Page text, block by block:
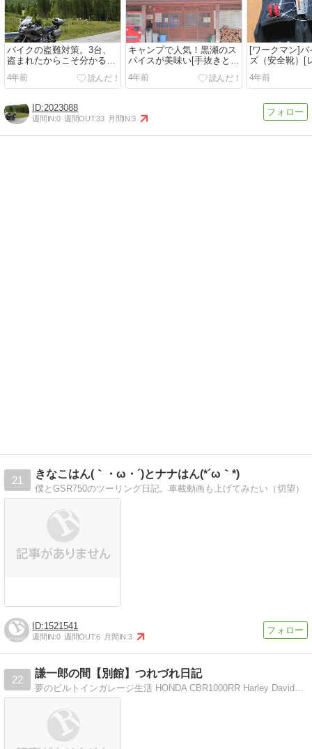
バイクの盗難対策。3台、
盗まれたからこそ分かる事
もお伝えします！
4年前
キャンプで人気！黒瀬のス
パイスが美味い[手抜きと言
われません]
4年前
[ワークマン]
ズ（安全靴）[
4年前
2023088
週間IN:0 週間OUT:33 月間IN:3
21
きなこはん(｀・ω・´)とナナはん(*´ω｀*)
僕とGSR750のツーリング日記。車載動画も上げてみたい（切望）
1521541
週間IN:0 週間OUT:6 月間IN:3
22
謙一郎の間【別館】つれづれ日記
夢のビルトインガレージ生活 HONDA CBR1000RR Harley Davidson XLH883 Sportster アロマテラピー検定1級